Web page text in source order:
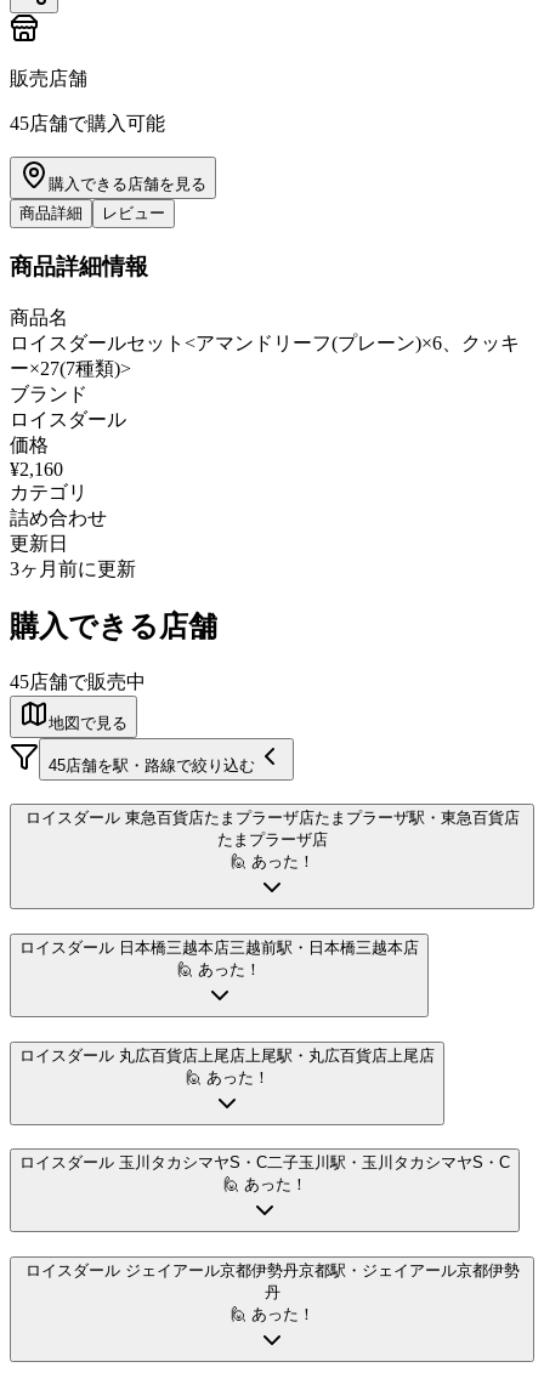
販売店舗
45店舗で購入可能
購入できる店舗を見る
商品詳細
レビュー
商品詳細情報
商品名
ロイスダールセット<アマンドリーフ(プレーン)×6、クッキ
ー×27(7種類)>
ブランド
ロイスダール
価格
¥2,160
カテゴリ
詰め合わせ
更新日
3ヶ月前に更新
購入できる店舗
45店舗で販売中
地図で見る
45店舗を駅・路線で絞り込む
ロイスダール 東急百貨店たまプラーザ店たまプラーザ駅 ・東急百貨店
たまプラーザ店
🙋 あった！
ロイスダール 日本橋三越本店三越前駅 ・日本橋三越本店
🙋 あった！
ロイスダール 丸広百貨店上尾店 上尾駅 ・丸広百貨店上尾店
🙋 あった！
ロイスダール 玉川タカシマヤS・C二子玉川駅 ・玉川タカシマヤS・C
🙋 あった！
ロイスダール ジェイアール京都伊勢丹京都駅 ・ジェイアール京都伊勢
丹
🙋 あった！